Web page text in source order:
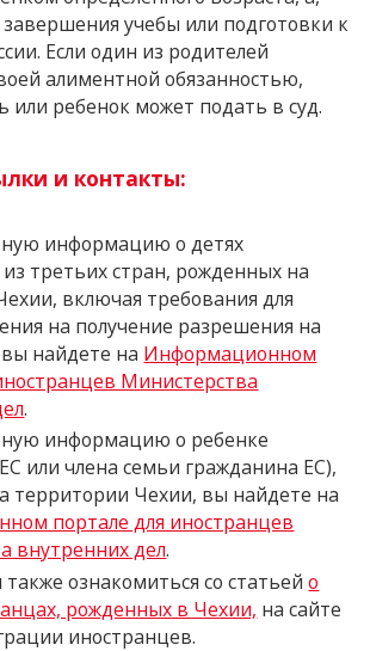
учебы или подготовки к
Если один из родителей
алиментной обязанностью,
или ребенок может подать в суд.
и контакты:
информацию о детях
третьих стран, рожденных на
включая требования для
на получение разрешения на
найдете на Информационном
Министерства
.
информацию о ребенке
или члена семьи гражданина ЕС),
территории Чехии, вы найдете на
портале для иностранцев
внутренних дел.
ознакомиться со статьейо
рожденных в Чехии, на сайте
иностранцев.